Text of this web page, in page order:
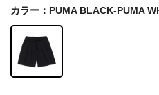
カラー：PUMA BLACK-PUMA